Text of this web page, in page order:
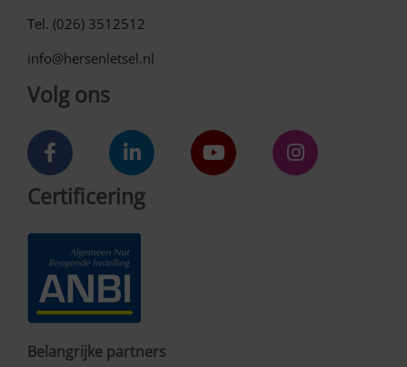
Tel. (026) 3512512
info@hersenletsel.nl
Volg ons
Certificering
Belangrijke partners